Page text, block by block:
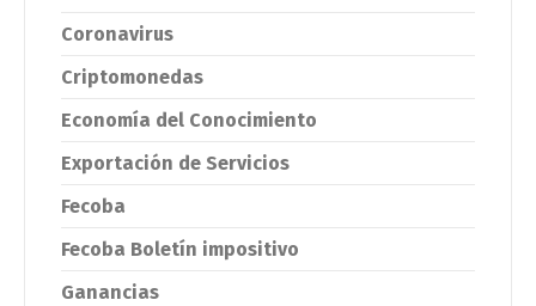
Coronavirus
Criptomonedas
Economía del Conocimiento
Exportación de Servicios
Fecoba
Fecoba Boletín impositivo
Ganancias